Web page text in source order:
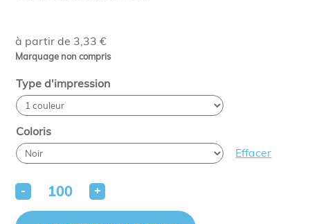
à partir de 3,33 €
Marquage non compris
Type d'impression
Coloris
Effacer
- +